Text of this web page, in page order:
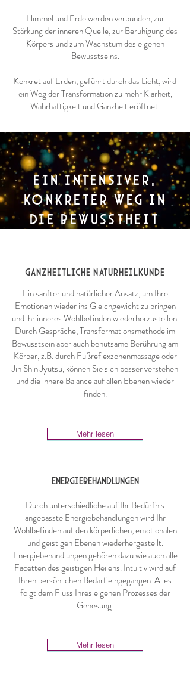
Himmel und Erde werden verbunden, zur
Stärkung der inneren Quelle, zur Beruhigung des
Körpers und zum Wachstum des eigenen
Bewusstseins.
Konkret auf Erden, geführt durch das Licht, wird
ein Weg der Transformation zu mehr Klarheit,
Wahrhaftigkeit und Ganzheit eröffnet.
Ein intensiver,
konkreter Weg in
die Bewusstheit
GANZHEITLICHE NATURHEILKUNDE
Ein sanfter und natürlicher Ansatz, um Ihre
Emotionen wieder ins Gleichgewicht zu bringen
und ihr inneres Wohlbefinden wiederherzustellen.
Durch Gespräche, Transformationsmethode im
Bewusstsein aber auch behutsame Berührung am
Körper, z.B. durch Fußreflexzonenmassage oder
Jin Shin Jyutsu, können Sie sich besser verstehen
und die innere Balance auf allen Ebenen wieder
finden.
Mehr lesen
ENERGIEBEHANDLUNGEN
Durch unterschiedliche auf Ihr Bedürfnis
angepasste Energiebehandlungen wird Ihr
Wohlbefinden auf den körperlichen, emotionalen
und geistigen Ebenen wiederhergestellt.
Energiebehandlungen gehören dazu wie auch alle
Facetten des geistigen Heilens. Intuitiv wird auf
Ihren persönlichen Bedarf eingegangen. Alles
folgt dem Fluss Ihres eigenen Prozesses der
Genesung.
Mehr lesen